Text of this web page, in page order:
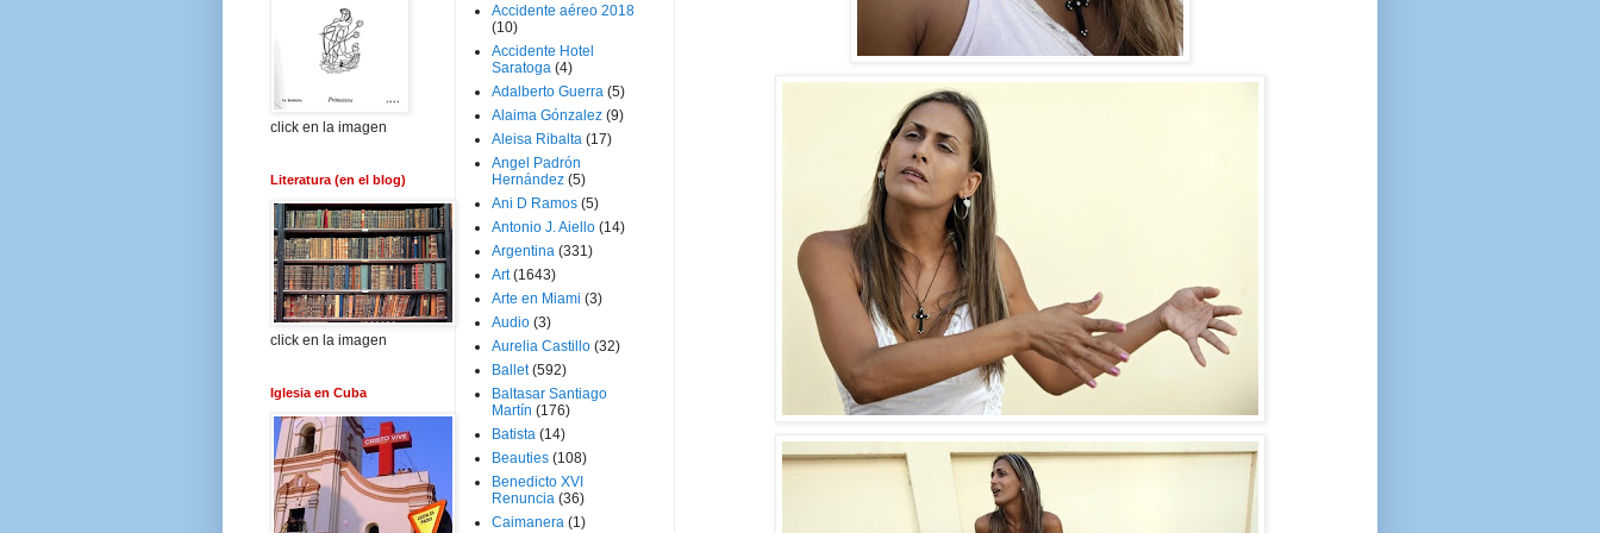
click en la imagen
Literatura (en el blog)
click en la imagen
Iglesia en Cuba
Accidente aéreo 2018
(10)
Accidente Hotel
Saratoga (4)
Adalberto Guerra (5)
Alaima Gónzalez (9)
Aleisa Ribalta (17)
Angel Padrón
Hernández (5)
Ani D Ramos (5)
Antonio J. Aiello (14)
Argentina (331)
Art (1643)
Arte en Miami (3)
Audio (3)
Aurelia Castillo (32)
Ballet (592)
Baltasar Santiago
Martín (176)
Batista (14)
Beauties (108)
Benedicto XVI
Renuncia (36)
Caimanera (1)